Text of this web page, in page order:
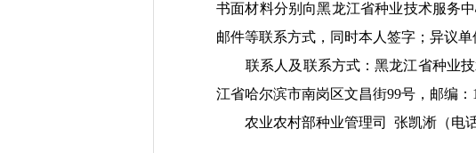
书面材料分别向黑龙江省种业技术服务中
邮件等联系方式，同时本人签字；异议
联系人及联系方式：黑龙江省种业
江省哈尔滨市南岗区文昌街99号，邮编：
农业农村部种业管理司
张凯淅（电